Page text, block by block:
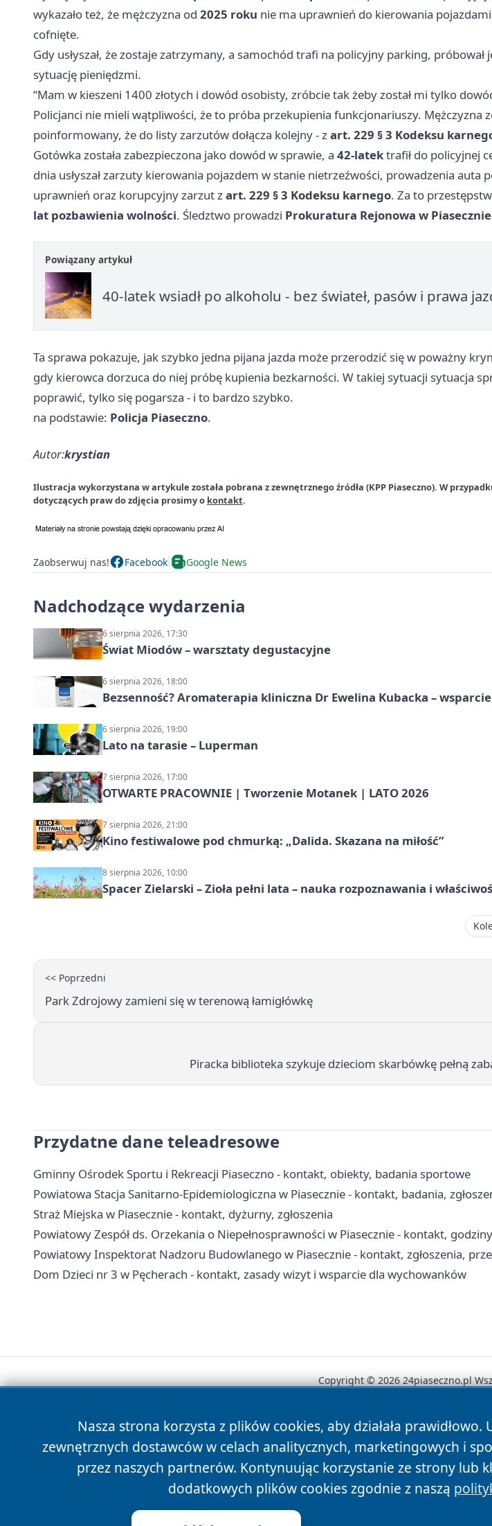
wykazało też, że mężczyzna od 2025 roku nie ma uprawnień do kierowania
cofnięte.
Gdy usłyszał, że zostaje zatrzymany, a samochód trafi na policyjny parking, próbował
sytuację pieniędzmi.
“Mam w kieszeni 1400 złotych i dowód osobisty, zróbcie tak żeby został mi tylko
Policjanci nie mieli wątpliwości, że to próba przekupienia funkcjonariuszy. Mężczyzna
poinformowany, że do listy zarzutów dołącza kolejny - zart. 229 § 3 Kodeksu
Gotówka została zabezpieczona jako dowód w sprawie, a 42-latektrafił do policyjnej
dnia usłyszał zarzuty kierowania pojazdem w stanie nietrzeźwości, prowadzenia auta
uprawnień oraz korupcyjny zarzut zart. 229 § 3 Kodeksu karnego. Za to
lat pozbawienia wolności. Śledztwo prowadzi Prokuratura Rejonowa w Piasecznie
Powiązany artykuł
40-latek wsiadł po alkoholu - bez świateł, pasów i prawa
Ta sprawa pokazuje, jak szybko jedna pijana jazda może przerodzić się w poważny
gdy kierowca dorzuca do niej próbę kupienia bezkarności. W takiej sytuacji sytuacja
poprawić, tylko się pogarsza - i to bardzo szybko.
na podstawie: Policja Piaseczno.
Autor:krystian
Ilustracja wykorzystana w artykule została pobrana z zewnętrznego źródła (KPP Piaseczno). W
dotyczących praw do zdjęcia prosimy o kontakt.
Zaobserwuj nas! Facebook Google News
Nadchodzące wydarzenia
6 sierpnia 2026, 17:30
Świat Miodów – warsztaty degustacyjne
6 sierpnia 2026, 18:00
Bezsenność? Aromaterapia kliniczna Dr Ewelina Kubacka –
6 sierpnia 2026, 19:00
Lato na tarasie – Luperman
7 sierpnia 2026, 17:00
OTWARTE PRACOWNIE | Tworzenie Motanek | LATO 2026
7 sierpnia 2026, 21:00
Kino festiwalowe pod chmurką: „Dalida. Skazana na miłość”
8 sierpnia 2026, 10:00
Spacer Zielarski – Zioła pełni lata – nauka rozpoznawania i
<< Poprzedni
Park Zdrojowy zamieni się w terenową łamigłówkę
Piracka biblioteka szykuje dzieciom skarbówkę pełną
Przydatne dane teleadresowe
Gminny Ośrodek Sportu i Rekreacji Piaseczno - kontakt, obiekty, badania sportowe
Powiatowa Stacja Sanitarno-Epidemiologiczna w Piasecznie - kontakt, badania,
Straż Miejska w Piasecznie - kontakt, dyżurny, zgłoszenia
Powiatowy Zespół ds. Orzekania o Niepełnosprawności w Piasecznie - kontakt,
Powiatowy Inspektorat Nadzoru Budowlanego w Piasecznie - kontakt, zgłoszenia,
Dom Dzieci nr 3 w Pęcherach - kontakt, zasady wizyt i wsparcie dla wychowanków
Nasza strona korzysta z plików cookies, aby działała
zewnętrznych dostawców w celach analitycznych, marketingowych i
przez naszych partnerów. Kontynuując korzystanie ze strony lub
dodatkowych plików cookies zgodnie z naszą
Copyright © 2026 24piaseczno.pl
News Autorzy Polityka